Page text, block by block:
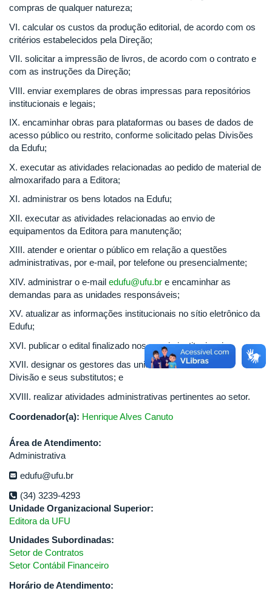
compras de qualquer natureza;
VI. calcular os custos da produção editorial, de acordo com os
critérios estabelecidos pela Direção;
VII. solicitar a impressão de livros, de acordo com o contrato e
com as instruções da Direção;
VIII. enviar exemplares de obras impressas para repositórios
institucionais e legais;
IX. encaminhar obras para plataformas ou bases de dados de
acesso público ou restrito, conforme solicitado pelas Divisões
da Edufu;
X. executar as atividades relacionadas ao pedido de material de
almoxarifado para a Editora;
XI. administrar os bens lotados na Edufu;
XII. executar as atividades relacionadas ao envio de
equipamentos da Editora para manutenção;
XIII. atender e orientar o público em relação a questões
administrativas, por e-mail, por telefone ou presencialmente;
XIV. administrar o e-mail edufu@ufu.br e encaminhar as
demandas para as unidades responsáveis;
XV. atualizar as informações institucionais no sítio eletrônico da
Edufu;
XVI. publicar o edital finalizado nos canais institucionais;
XVII. designar os gestores das unidades subordinadas à
Divisão e seus substitutos; e
XVIII. realizar atividades administrativas pertinentes ao setor.
Coordenador(a): Henrique Alves Canuto
Área de Atendimento:
Administrativa
edufu@ufu.br
(34) 3239-4293
Unidade Organizacional Superior:
Editora da UFU
Unidades Subordinadas:
Setor de Contratos
Setor Contábil Financeiro
Horário de Atendimento: